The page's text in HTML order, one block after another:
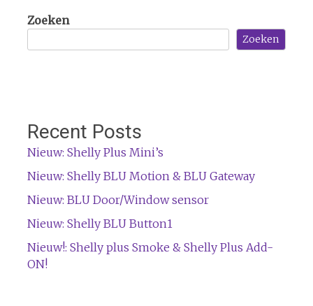
Zoeken
Zoeken
Recent Posts
Nieuw: Shelly Plus Mini’s
Nieuw: Shelly BLU Motion & BLU Gateway
Nieuw: BLU Door/Window sensor
Nieuw: Shelly BLU Button1
Nieuw!: Shelly plus Smoke & Shelly Plus Add-
ON!